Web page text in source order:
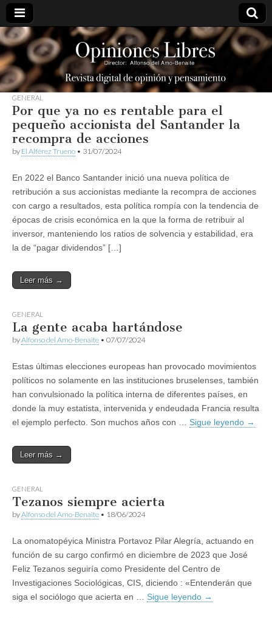
opinioneslibres
GENERAL
Por que ya no es rentable para el
pequeño accionista del Santander la
recompra de acciones
by El Alférez Trueno • 31/07/2024
En 2022 el Banco Santander inició una nueva política de
retribución a sus accionistas mediante la recompra de acciones
con cargo a resultados, esta política rompía con la tendencia de
épocas de crisis económica en la que la forma de retribuir al
inversor, manteniendo los ratios de solvencia y estabilidad, era
la de “pagar dividendos” […]
Leer más →
GENERAL
La gente acaba hartándose
byAlfonso del Amo-Benaite • 07/07/2024
Estas últimas elecciones europeas han provocado movimientos
políticos no solamente en las instituciones bruselenses, también
han convulsionado la política interna de diferentes países, en
donde la muy estatista, intervenida y endeudada Francia resulta
el ejemplo perfecto. Son muchos años con … Sigue leyendo →
Leer más →
GENERAL
Tezanos siempre acierta
byAlfonso del Amo-Benaite • 18/06/2024
La onomatopéyica Ministra Portavoz Pilar Alegría, actuando en
función de su cargo confirmó en diciembre de 2023 que José
Feliz Tezanos seguiría como Presidente del Centro de
Investigaciones Sociológicas, CIS, diciendo : «Entenderán que
siga el sociólogo que acierta en … Sigue leyendo →